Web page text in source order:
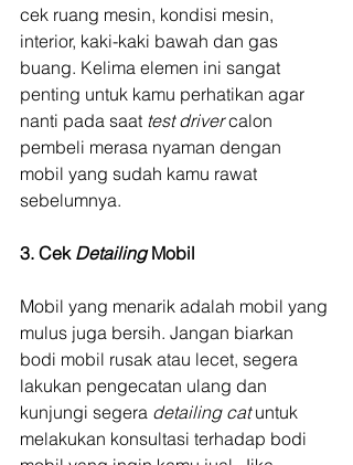
cek ruang mesin, kondisi mesin,
interior, kaki-kaki bawah dan gas
buang. Kelima elemen ini sangat
penting untuk kamu perhatikan agar
nanti pada saat test driver calon
pembeli merasa nyaman dengan
mobil yang sudah kamu rawat
sebelumnya.
3. Cek Detailing Mobil
Mobil yang menarik adalah mobil yang
mulus juga bersih. Jangan biarkan
bodi mobil rusak atau lecet, segera
lakukan pengecatan ulang dan
kunjungi segera detailing cat untuk
melakukan konsultasi terhadap bodi